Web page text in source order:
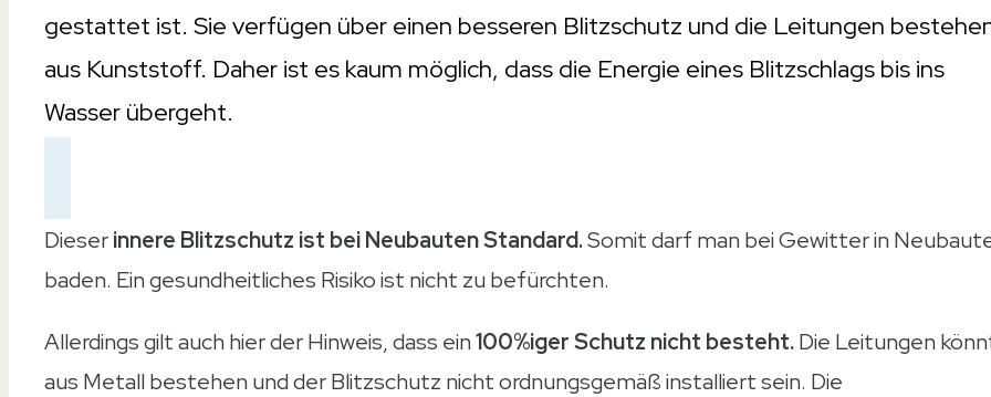
gestattet ist. Sie verfügen über einen besseren Blitzschutz und die Leitungen
aus Kunststoff. Daher ist es kaum möglich, dass die Energie eines Blitzschlags bis ins
Wasser übergeht.
Dieserinnere Blitzschutz ist bei Neubauten Standard.Somit darf man bei Gewitter in
baden. Ein gesundheitliches Risiko ist nicht zu befürchten.
Allerdings gilt auch hier der Hinweis, dass ein100%iger Schutz nicht besteht.Die Leitungen
aus Metall bestehen und der Blitzschutz nicht ordnungsgemäß installiert sein. Die